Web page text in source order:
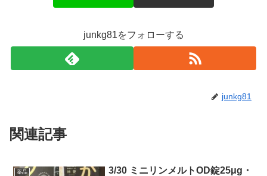
junkg81をフォローする
junkg81
関連記事
薬品
3/30 ミニリンメルトOD錠25μg・